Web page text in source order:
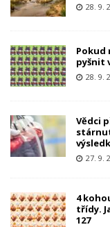
28. 9.
Pokud
pyšnit
28. 9.
Vědci
27. 9.
4
třídy.
127